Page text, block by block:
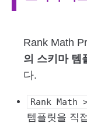
Rank Math
의 스키마 템
다.
Rank Math
템플릿을 직